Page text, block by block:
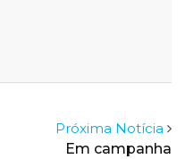
Próxima Notícia
Em campanha